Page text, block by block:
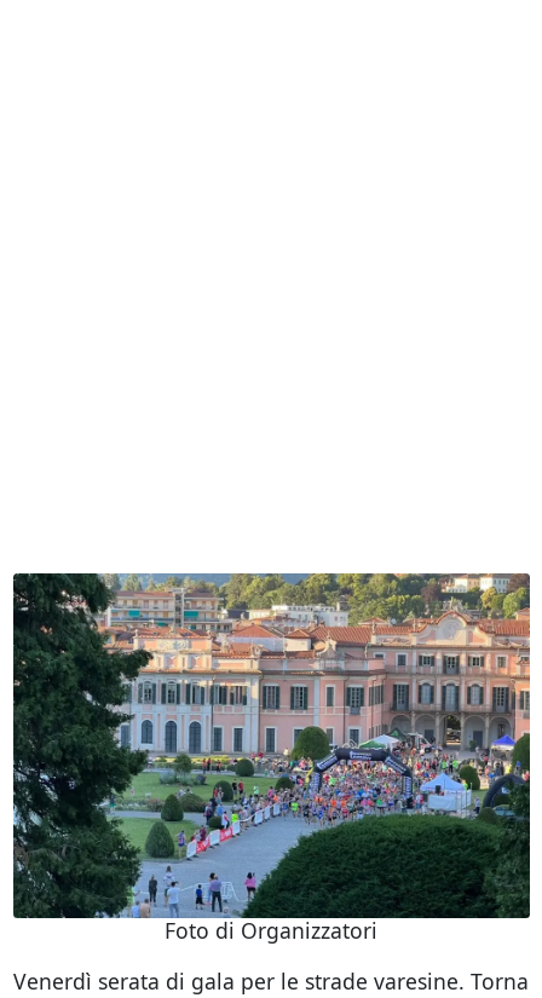
Foto di Organizzatori
Venerdì serata di gala per le strade varesine. Torna